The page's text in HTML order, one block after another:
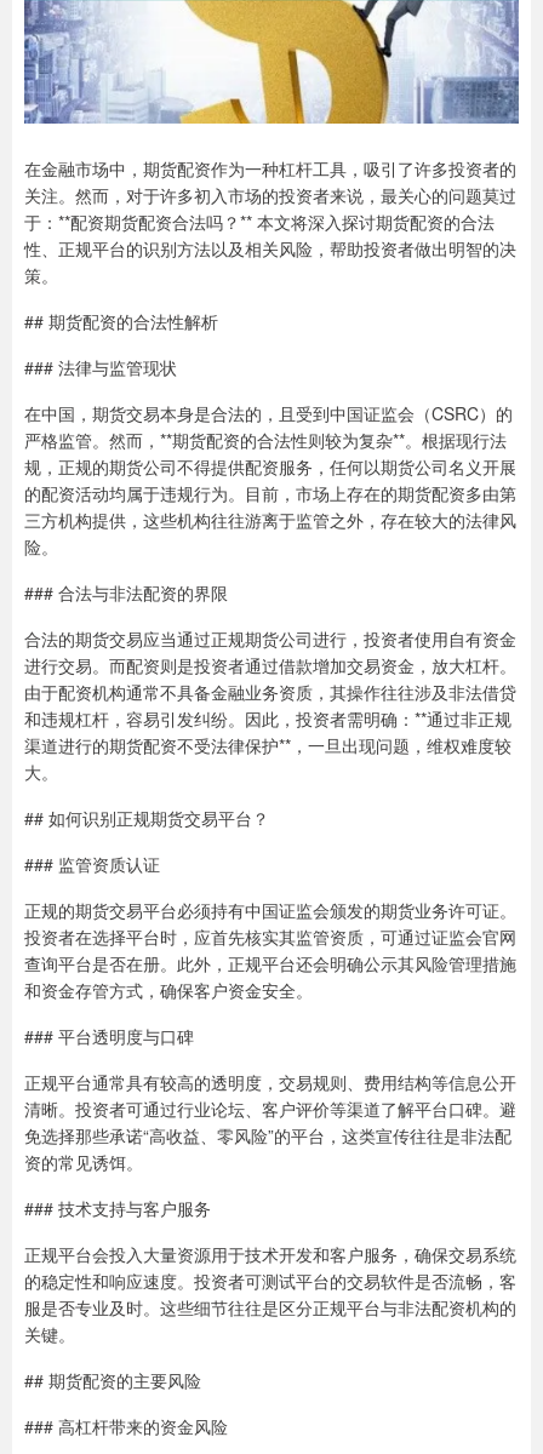
在金融市场中，期货配资作为一种杠杆工具，吸引了许多投资者的
关注。然而，对于许多初入市场的投资者来说，最关心的问题莫过
于：**配资期货配资合法吗？** 本文将深入探讨期货配资的合法
性、正规平台的识别方法以及相关风险，帮助投资者做出明智的决
策。
## 期货配资的合法性解析
### 法律与监管现状
在中国，期货交易本身是合法的，且受到中国证监会（CSRC）的
严格监管。然而，**期货配资的合法性则较为复杂**。根据现行法
规，正规的期货公司不得提供配资服务，任何以期货公司名义开展
的配资活动均属于违规行为。目前，市场上存在的期货配资多由第
三方机构提供，这些机构往往游离于监管之外，存在较大的法律风
险。
### 合法与非法配资的界限
合法的期货交易应当通过正规期货公司进行，投资者使用自有资金
进行交易。而配资则是投资者通过借款增加交易资金，放大杠杆。
由于配资机构通常不具备金融业务资质，其操作往往涉及非法借贷
和违规杠杆，容易引发纠纷。因此，投资者需明确：**通过非正规
渠道进行的期货配资不受法律保护**，一旦出现问题，维权难度较
大。
## 如何识别正规期货交易平台？
### 监管资质认证
正规的期货交易平台必须持有中国证监会颁发的期货业务许可证。
投资者在选择平台时，应首先核实其监管资质，可通过证监会官网
查询平台是否在册。此外，正规平台还会明确公示其风险管理措施
和资金存管方式，确保客户资金安全。
### 平台透明度与口碑
正规平台通常具有较高的透明度，交易规则、费用结构等信息公开
清晰。投资者可通过行业论坛、客户评价等渠道了解平台口碑。避
免选择那些承诺“高收益、零风险”的平台，这类宣传往往是非法配
资的常见诱饵。
### 技术支持与客户服务
正规平台会投入大量资源用于技术开发和客户服务，确保交易系统
的稳定性和响应速度。投资者可测试平台的交易软件是否流畅，客
服是否专业及时。这些细节往往是区分正规平台与非法配资机构的
关键。
## 期货配资的主要风险
### 高杠杆带来的资金风险